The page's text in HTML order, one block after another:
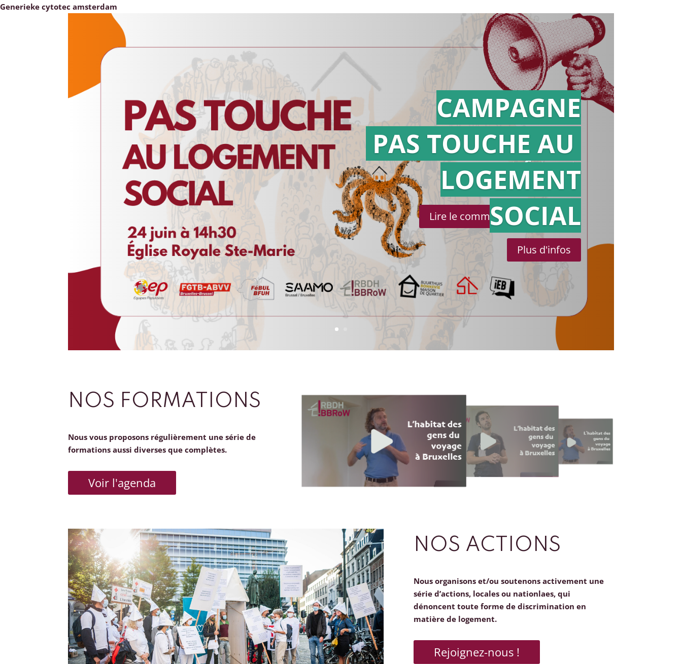
Generieke cytotec amsterdam
Action en
référé
Lire le communiqué de presse
CAMPAGNE
PAS TOUCHE AU
LOGEMENT
SOCIAL
Plus d'infos
NOS FORMATIONS
Nous vous proposons régulièrement une série de
formations aussi diverses que complètes.
Voir l'agenda
NOS ACTIONS
Nous organisons et/ou soutenons activement une
série d’actions, locales ou nationlaes, qui
dénoncent toute forme de discrimination en
matière de logement.
Rejoignez-nous !